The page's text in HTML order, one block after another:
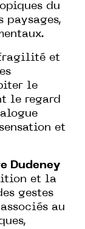
du
fragilité et
le
le regard
et
Dudeney
et la
gestes
au